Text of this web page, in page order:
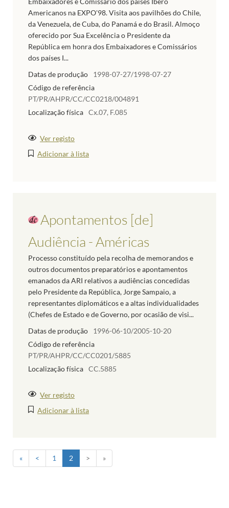
Americanos na EXPO'98. Visita aos pavilhões do Chile,
da Venezuela, de Cuba, do Panamá e do Brasil. Almoço
oferecido por Sua Excelência o Presidente da
República em honra dos Embaixadores e Comissários
dos países I...
Datas de produção
1998-07-27/1998-07-27
Código de referência
PT/PR/AHPR/CC/CC0218/004891
Localização física Cx.07, F.085
Ver registo
Adicionar à lista
Apontamentos [de]
Audiência - Américas
Processo constituído pela recolha de memorandos e
outros documentos preparatórios e apontamentos
emanados da ARI relativos a audiências concedidas
pelo Presidente da República, Jorge Sampaio, a
representantes diplomáticos e a altas individualidades
(Chefes de Estado e de Governo, por ocasião de visi...
Datas de produção
1996-06-10/2005-10-20
Código de referência
PT/PR/AHPR/CC/CC0201/5885
Localização física CC.5885
Ver registo
Adicionar à lista
« < 1 2 > »